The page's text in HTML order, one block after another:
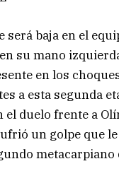
baja en el
su mano
en los
a esta segunda
el duelo frente a
un golpe que
metacarpiano